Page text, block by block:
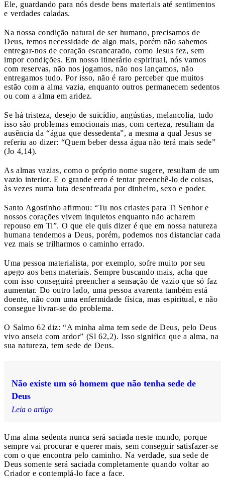
Ele, guardando para nós desde bens materiais até sentimentos
e verdades caladas.
Na nossa condição natural de ser humano, precisamos de
Deus, temos necessidade de algo mais, porém não sabemos
entregar-nos de coração escancarado, como Jesus fez, sem
impor condições. Em nosso itinerário espiritual, nós vamos
com reservas, não nos jogamos, não nos lançamos, não
entregamos tudo. Por isso, não é raro perceber que muitos
estão com a alma vazia, enquanto outros permanecem sedentos
ou com a alma em aridez.
Se há tristeza, desejo de suicídio, angústias, melancolia, tudo
isso são problemas emocionais mas, com certeza, resultam da
ausência da “água que dessedenta”, a mesma a qual Jesus se
referiu ao dizer: “Quem beber dessa água não terá mais sede”
(Jo 4,14).
As almas vazias, como o próprio nome sugere, resultam de um
vazio interior. E o grande erro é tentar preenchê-lo de coisas,
às vezes numa luta desenfreada por dinheiro, sexo e poder.
Santo Agostinho afirmou: “Tu nos criastes para Ti Senhor e
nossos corações vivem inquietos enquanto não acharem
repouso em Ti”. O que ele quis dizer é que em nossa natureza
humana tendemos a Deus, porém, podemos nos distanciar cada
vez mais se trilharmos o caminho errado.
Uma pessoa materialista, por exemplo, sofre muito por seu
apego aos bens materiais. Sempre buscando mais, acha que
com isso conseguirá preencher a sensação de vazio que só faz
aumentar. Do outro lado, uma pessoa avarenta também está
doente, não com uma enfermidade física, mas espiritual, e não
consegue livrar-se do problema.
O Salmo 62 diz: “A minha alma tem sede de Deus, pelo Deus
vivo anseia com ardor” (Sl 62,2). Isso significa que a alma, na
sua natureza, tem sede de Deus.
Não existe um só homem que não tenha sede de
Deus
Leia o artigo
Uma alma sedenta nunca será saciada neste mundo, porque
sempre vai procurar e querer mais, sem conseguir satisfazer-se
com o que encontra pelo caminho. Na verdade, sua sede de
Deus somente será saciada completamente quando voltar ao
Criador e contemplá-lo face a face.